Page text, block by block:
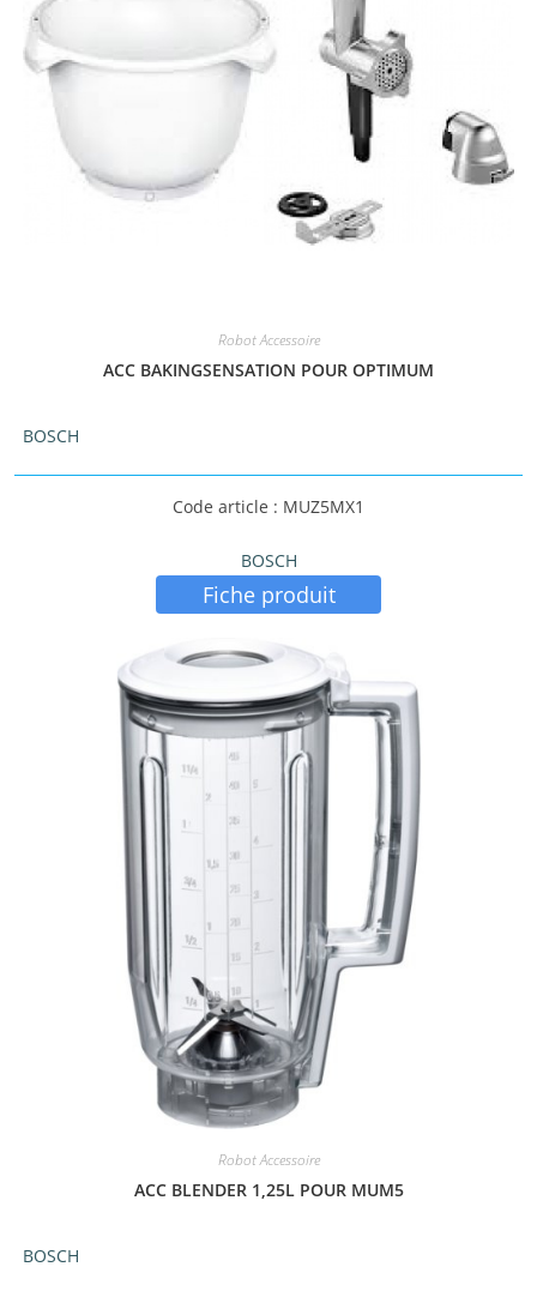
Robot Accessoire
ACC BAKINGSENSATION POUR OPTIMUM
BOSCH
Code article : MUZ5MX1
BOSCH
Fiche produit
Robot Accessoire
ACC BLENDER 1,25L POUR MUM5
BOSCH